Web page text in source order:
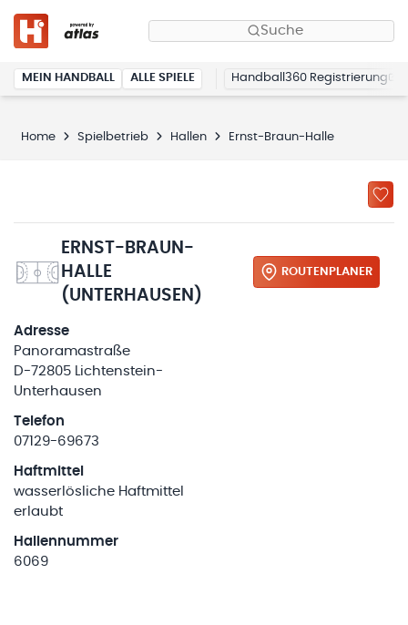
Suche
MEIN HANDBALL ALLE SPIELE Handball360 Registrierung
Home Spielbetrieb Hallen Ernst-Braun-Halle
ERNST-BRAUN-
HALLE
(UNTERHAUSEN)
ROUTENPLANER
Adresse
Panoramastraße
D-72805 Lichtenstein-
Unterhausen
Telefon
07129-69673
Haftmittel
wasserlösliche Haftmittel
erlaubt
Hallennummer
6069